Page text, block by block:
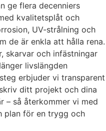
ge flera decenniers
kvalitetsplåt och
UV-strålning och
de är enkla att hålla rena.
skarvar och infästningar
livslängden
erbjuder vi transparent
ditt projekt och dina
– så återkommer vi med
plan för en trygg och